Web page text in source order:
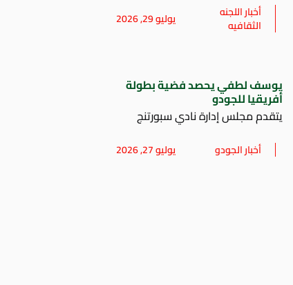
أخبار اللجنه
الثقافيه يوليو 29, 2026
يوسف لطفي يحصد فضية بطولة
أفريقيا للجودو
يتقدم مجلس إدارة نادي سبورتنج
أخبار الجودو يوليو 27, 2026